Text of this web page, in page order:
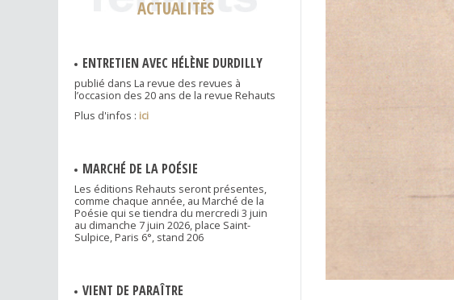
ACTUALITÉS
ENTRETIEN AVEC HÉLÈNE DURDILLY
publié dans La revue des revues à
l’occasion des 20 ans de la revue Rehauts
Plus d'infos : ici
MARCHÉ DE LA POÉSIE
Les éditions Rehauts seront présentes,
comme chaque année, au Marché de la
Poésie qui se tiendra du mercredi 3 juin
au dimanche 7 juin 2026, place Saint-
Sulpice, Paris 6°, stand 206
VIENT DE PARAÎTRE